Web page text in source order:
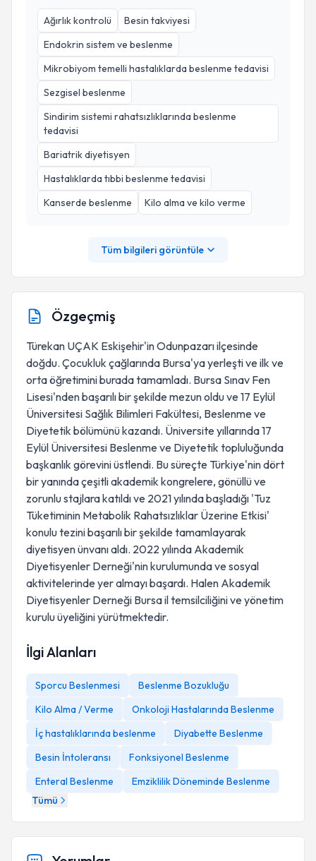
Ağırlık kontrolü
Besin takviyesi
Endokrin sistem ve beslenme
Mikrobiyom temelli hastalıklarda beslenme tedavisi
Sezgisel beslenme
Sindirim sistemi rahatsızlıklarında beslenme
tedavisi
Bariatrik diyetisyen
Hastalıklarda tıbbi beslenme tedavisi
Kanserde beslenme
Kilo alma ve kilo verme
Tüm bilgileri görüntüle
Özgeçmiş
Türekan UÇAK Eskişehir'in Odunpazarı ilçesinde
doğdu. Çocukluk çağlarında Bursa'ya yerleşti ve ilk ve
orta öğretimini burada tamamladı. Bursa Sınav Fen
Lisesi'nden başarılı bir şekilde mezun oldu ve 17 Eylül
Üniversitesi Sağlık Bilimleri Fakültesi, Beslenme ve
Diyetetik bölümünü kazandı. Üniversite yıllarında 17
Eylül Üniversitesi Beslenme ve Diyetetik topluluğunda
başkanlık görevini üstlendi. Bu süreçte Türkiye'nin dört
bir yanında çeşitli akademik kongrelere, gönüllü ve
zorunlu stajlara katıldı ve 2021 yılında başladığı 'Tuz
Tüketiminin Metabolik Rahatsızlıklar Üzerine Etkisi'
konulu tezini başarılı bir şekilde tamamlayarak
diyetisyen ünvanı aldı. 2022 yılında Akademik
Diyetisyenler Derneği'nin kurulumunda ve sosyal
aktivitelerinde yer almayı başardı. Halen Akademik
Diyetisyenler Derneği Bursa il temsilciliğini ve yönetim
kurulu üyeliğini yürütmektedir.
İlgi Alanları
Sporcu Beslenmesi
Beslenme Bozukluğu
Kilo Alma / Verme
Onkoloji Hastalarında Beslenme
İç hastalıklarında beslenme
Diyabette Beslenme
Besin İntoleransı
Fonksiyonel Beslenme
Enteral Beslenme
Emziklilik Döneminde Beslenme
Tümü